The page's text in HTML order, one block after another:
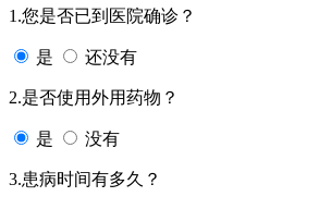
1.您是否已到医院确诊？
是 还没有
2.是否使用外用药物？
是 没有
3.患病时间有多久？